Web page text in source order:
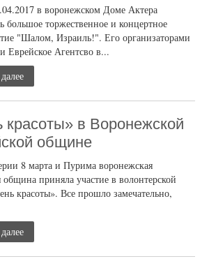
в воронежском Доме Актера
большое торжественное и концертное
"Шалом, Израиль!". Его организаторами
Еврейское Агентсво в...
красоты» в Воронежской
общине
8 марта и Пурима воронежская
община приняла участие в волонтерской
красоты». Все прошло замечательно,